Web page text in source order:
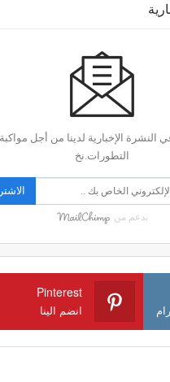
النشرة الإخبارية لدينا من أجل مواكبة
التطورات.نخ
بدعم من
Pinterest
انضم الينا